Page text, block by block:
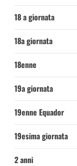
18 a giornata
18a giornata
18enne
19a giornata
19enne Equador
19esima giornata
2 anni